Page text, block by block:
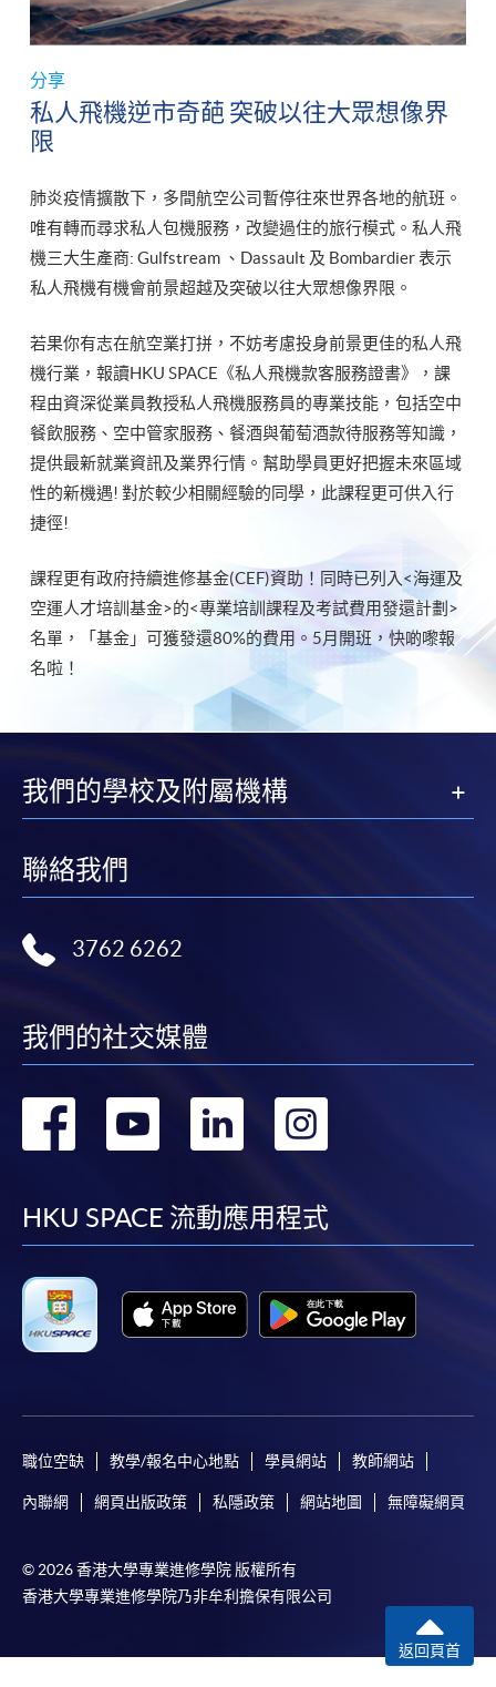
分享
私人飛機逆市奇葩 突破以往大眾想像界
限
肺炎疫情擴散下，多間航空公司暫停往來世界各地的航班。
唯有轉而尋求私人包機服務，改變過住的旅行模式。私人飛
機三大生產商: Gulfstream 、Dassault 及 Bombardier 表示
私人飛機有機會前景超越及突破以往大眾想像界限。
若果你有志在航空業打拼，不妨考慮投身前景更佳的私人飛
機行業，報讀HKU SPACE《私人飛機款客服務證書》，課
程由資深從業員教授私人飛機服務員的專業技能，包括空中
餐飲服務、空中管家服務、餐酒與葡萄酒款待服務等知識，
提供最新就業資訊及業界行情。幫助學員更好把握未來區域
性的新機遇! 對於較少相關經驗的同學，此課程更可供入行
捷徑!
課程更有政府持續進修基金(CEF)資助！同時已列入<海運及
空運人才培訓基金>的<專業培訓課程及考試費用發還計劃>
名單，「基金」可獲發還80%的費用。5月開班，快啲嚟報
名啦！
我們的學校及附屬機構
聯絡我們
3762 6262
我們的社交媒體
轉
facebook
轉
youtube
轉
linkedin
HKU SPACE 流動應用程式
職位空缺 教學/報名中心地點 學員網站 教師網站
內聯網 網頁出版政策 私隱政策 網站地圖 無障礙網頁
© 2026 香港大學專業進修學院 版權所有
香港大學專業進修學院乃非牟利擔保有限公司
返回頁首